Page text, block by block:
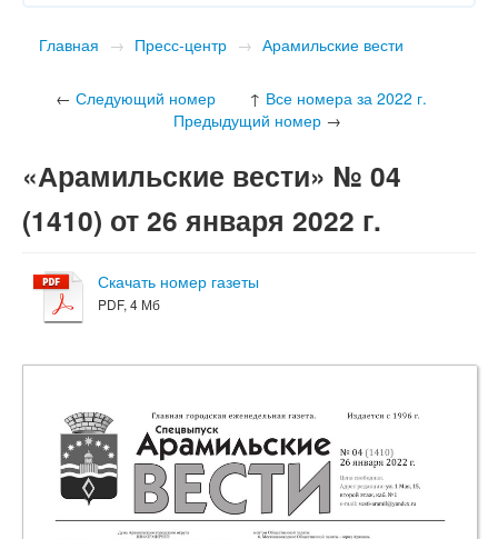
Главная → Пресс-центр → Арамильские вести
← Следующий номер ↑ Все номера за 2022 г.
Предыдущий номер →
«Арамильские вести» № 04
(1410) от 26 января 2022 г.
Скачать номер газеты
PDF, 4 Мб